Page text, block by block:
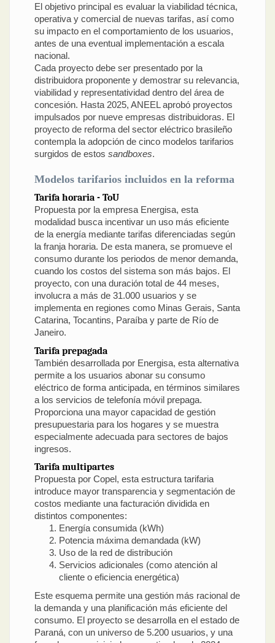
El objetivo principal es evaluar la viabilidad técnica,
operativa y comercial de nuevas tarifas, así como
su impacto en el comportamiento de los usuarios,
antes de una eventual implementación a escala
nacional.
Cada proyecto debe ser presentado por la
distribuidora proponente y demostrar su relevancia,
viabilidad y representatividad dentro del área de
concesión. Hasta 2025, ANEEL aprobó proyectos
impulsados por nueve empresas distribuidoras. El
proyecto de reforma del sector eléctrico brasileño
contempla la adopción de cinco modelos tarifarios
surgidos de estos sandboxes.
Modelos tarifarios incluidos en la reforma
Tarifa horaria - ToU
Propuesta por la empresa Energisa, esta
modalidad busca incentivar un uso más eficiente
de la energía mediante tarifas diferenciadas según
la franja horaria. De esta manera, se promueve el
consumo durante los periodos de menor demanda,
cuando los costos del sistema son más bajos. El
proyecto, con una duración total de 44 meses,
involucra a más de 31.000 usuarios y se
implementa en regiones como Minas Gerais, Santa
Catarina, Tocantins, Paraíba y parte de Río de
Janeiro.
Tarifa prepagada
También desarrollada por Energisa, esta alternativa
permite a los usuarios abonar su consumo
eléctrico de forma anticipada, en términos similares
a los servicios de telefonía móvil prepaga.
Proporciona una mayor capacidad de gestión
presupuestaria para los hogares y se muestra
especialmente adecuada para sectores de bajos
ingresos.
Tarifa multipartes
Propuesta por Copel, esta estructura tarifaria
introduce mayor transparencia y segmentación de
costos mediante una facturación dividida en
distintos componentes:
Energía consumida (kWh)
Potencia máxima demandada (kW)
Uso de la red de distribución
Servicios adicionales (como atención al
cliente o eficiencia energética)
Este esquema permite una gestión más racional de
la demanda y una planificación más eficiente del
consumo. El proyecto se desarrolla en el estado de
Paraná, con un universo de 5.200 usuarios, y una